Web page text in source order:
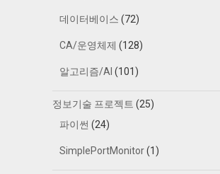
데이터베이스 (72)
CA/운영체제 (128)
알고리즘/AI (101)
정보기술 프로젝트 (25)
파이썬 (24)
SimplePortMonitor(1)